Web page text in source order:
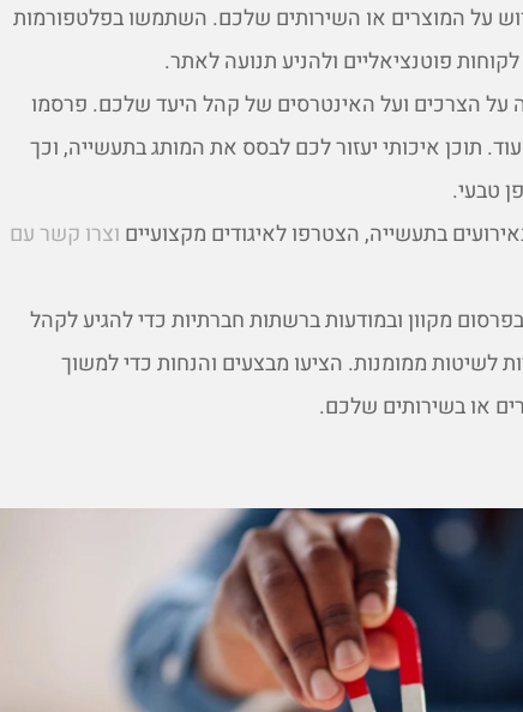
על המוצרים או השירותים שלכם. השתמשו בפלטפורמות
פוטנציאליים ולהניע תנועה לאתר.
על הצרכים ועל האינטרסים של קהל היעד שלכם. פרסמו
תוכן איכותי יעזור לכם לבסס את המותג בתעשייה, וכך
טבעי.
בתעשייה, הצטרפו לאיגודים מקצועיים וצרו קשר עם
מקוון ובמודעות ברשתות חברתיות כדי להגיע לקהל
לשיטות ממומנות. הציעו מבצעים והנחות כדי למשוך
או בשירותים שלכם.